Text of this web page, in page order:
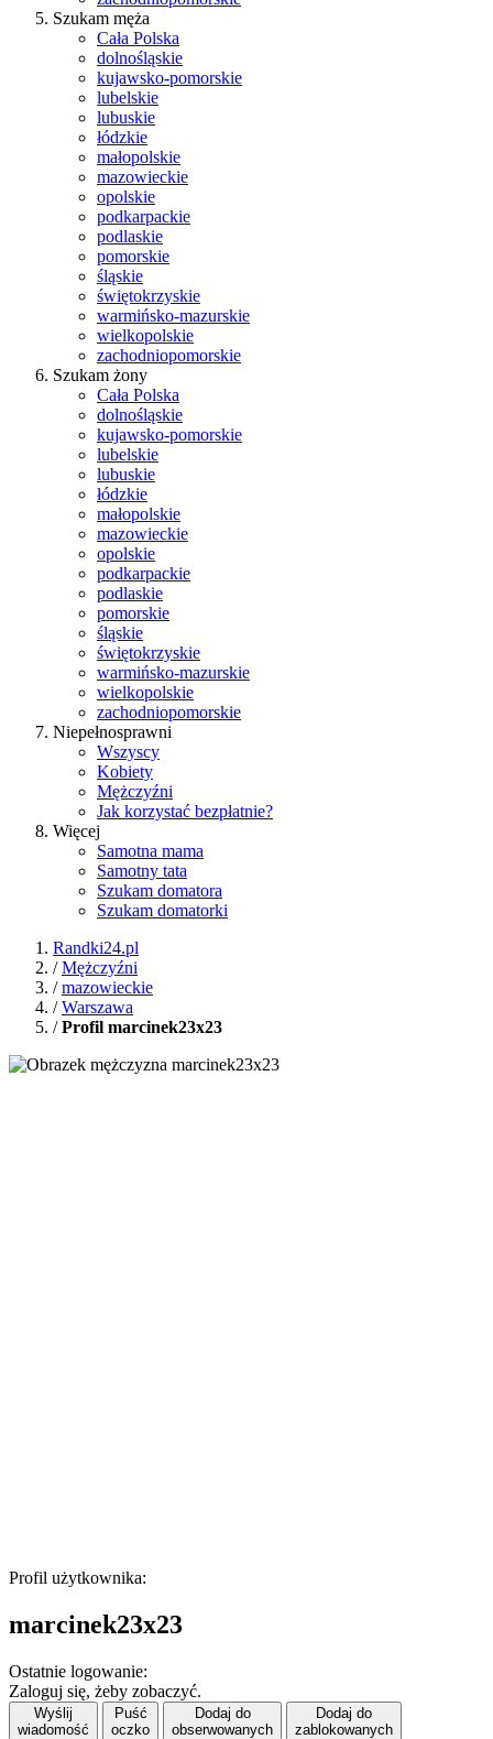
Szukam męża
Cała Polska
dolnośląskie
kujawsko-pomorskie
lubelskie
lubuskie
łódzkie
małopolskie
mazowieckie
opolskie
podkarpackie
podlaskie
pomorskie
śląskie
świętokrzyskie
warmińsko-mazurskie
wielkopolskie
zachodniopomorskie
Szukam żony
Cała Polska
dolnośląskie
kujawsko-pomorskie
lubelskie
lubuskie
łódzkie
małopolskie
mazowieckie
opolskie
podkarpackie
podlaskie
pomorskie
śląskie
świętokrzyskie
warmińsko-mazurskie
wielkopolskie
zachodniopomorskie
Niepełnosprawni
Wszyscy
Kobiety
Mężczyźni
Jak korzystać bezpłatnie?
Więcej
Samotna mama
Samotny tata
Szukam domatora
Szukam domatorki
Randki24.pl
/Mężczyźni
/mazowieckie
/Warszawa
/Profil marcinek23x23
Profil użytkownika:
marcinek23x23
Ostatnie logowanie:
Zaloguj się, żeby zobaczyć.
Wyślij
wiadomość
Puść
oczko
Dodaj do
obserwowanych
Dodaj do
zablokowanych